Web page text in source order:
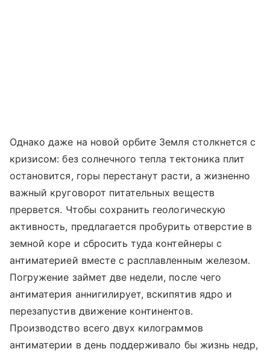
Однако даже на новой орбите Земля столкнется с
кризисом: без солнечного тепла тектоника плит
остановится, горы перестанут расти, а жизненно
важный круговорот питательных веществ
прервется. Чтобы сохранить геологическую
активность, предлагается пробурить отверстие в
земной коре и сбросить туда контейнеры с
антиматерией вместе с расплавленным железом.
Погружение займет две недели, после чего
антиматерия аннигилирует, вскипятив ядро и
перезапустив движение континентов.
Производство всего двух килограммов
антиматерии в день поддерживало бы жизнь недр,